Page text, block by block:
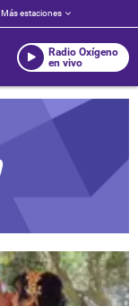
Más estaciones
Radio Oxígeno
en vivo